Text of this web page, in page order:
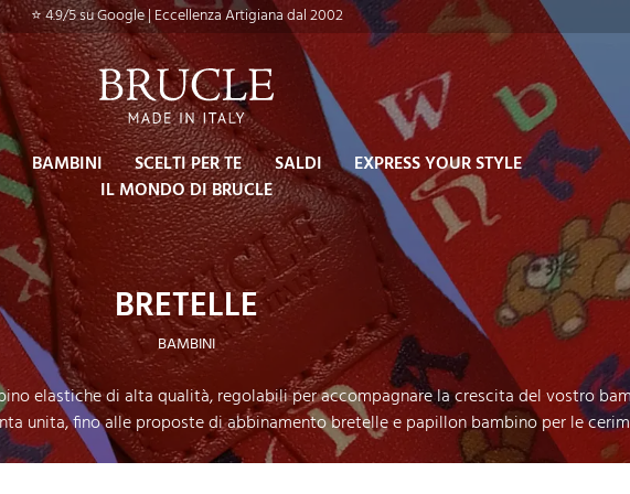
⭐ 4.9/5 su Google | Eccellenza Artigiana dal 2002
BAMBINI SCELTI PER TE SALDI
EXPRESS YOUR STYLE
IL MONDO DI BRUCLE
BRETELLE
BAMBINI
elastiche di alta qualità, regolabili per accompagnare la crescita del vostro
unita, fino alle proposte di abbinamento bretelle e papillon bambino per le